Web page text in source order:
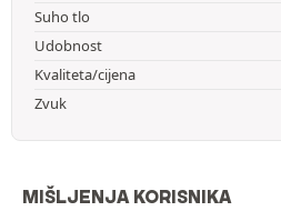
Suho tlo
Udobnost
Kvaliteta/cijena
Zvuk
MIŠLJENJA KORISNIKA